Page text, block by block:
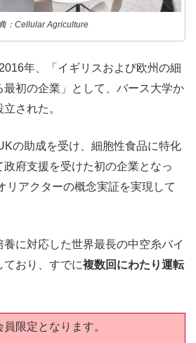
：Cellular Agriculture
年、「イギリスおよび欧州の細
最初の企業」として、バース大学か
された。
の助成を受け、細胞性食品に特化
政府支援を受けた初の企業となっ
リアクターの概念実証を実現して
に対応した世界最長の中空糸バイ
ており、すでに複数回にわたり運転
限定となります。